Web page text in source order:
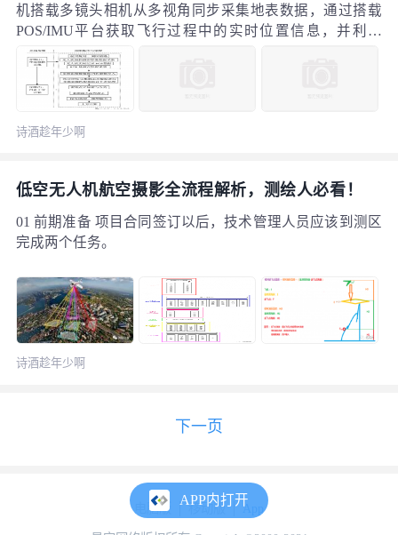
四旋翼和六旋翼无人机因其稳定性和
灵活性而备受青睐。 固定翼无人
机：外形类似传统飞机，依靠空气动
力升力飞行，适合大范围区域的长距
离飞行。
机搭载多镜头相机从多视角同步采集地表数据，通过搭载
POS/IMU平台获取飞行过程中的实时位置信息，并利用
RTK设备进行地面点数据采集。 结合PhotoScan软件对测区
边界外多余影像数据进行剔除，利用POS数据与地面控制
点数据进行影像匹配和联合平差，生成稀疏点云数据。通
过对稀疏点云进行点云加密得到密集点云数据，利用点云
分类方式细化出地面点和非地面点，并基于高程改进方法
进行土方计算。
诗酒趁年少啊
低空无人机航空摄影全流程解析，测绘人必看！
01 前期准备 项目合同签订以后，技术管理人员应该到测区
完成两个任务。
诗酒趁年少啊
下一页
APP内打开
电脑版 移动版 App